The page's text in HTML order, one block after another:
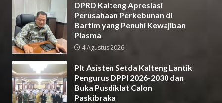
DPRD Kalteng Apresiasi
Perusahaan Perkebunan di
Bartim yang Penuhi Kewajiban
Plasma
4 Agustus 2026
Plt Asisten Setda Kalteng Lantik
Pengurus DPPI 2026-2030 dan
Buka Pusdiklat Calon
Paskibraka